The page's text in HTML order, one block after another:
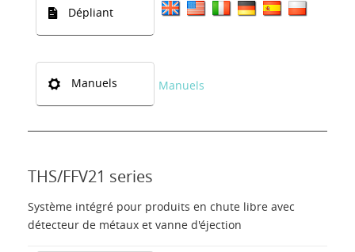
Dépliant
Manuels Manuels
THS/FFV21 series
Système intégré pour produits en chute libre avec
détecteur de métaux et vanne d'éjection